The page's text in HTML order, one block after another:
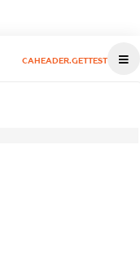
CAHEADER.GETTEST